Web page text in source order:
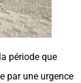
période que
par une urgence